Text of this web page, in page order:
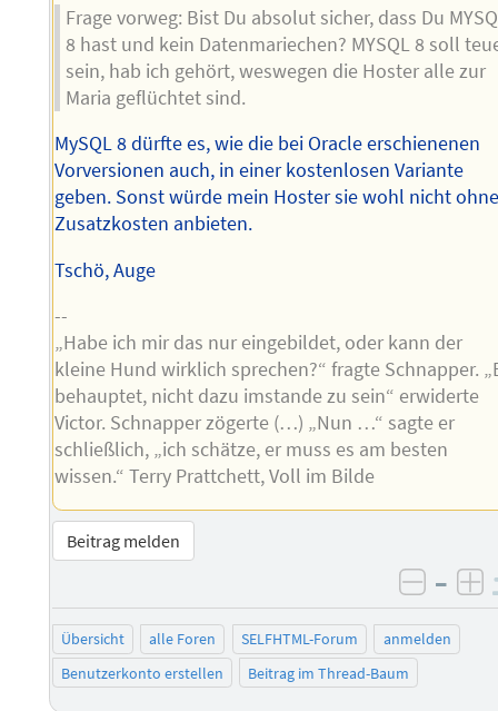
Frage vorweg: Bist Du absolut sicher, dass Du
8 hast und kein Datenmariechen? MYSQL 8 soll
sein, hab ich gehört, weswegen die Hoster alle zur
Maria geflüchtet sind.
MySQL 8 dürfte es, wie die bei Oracle erschienenen
Vorversionen auch, in einer kostenlosen Variante
geben. Sonst würde mein Hoster sie wohl nicht
Zusatzkosten anbieten.
Tschö, Auge
--
„Habe ich mir das nur eingebildet, oder kann der
kleine Hund wirklich sprechen?“ fragte Schnapper.
behauptet, nicht dazu imstande zu sein“ erwiderte
Victor. Schnapper zögerte (…) „Nun …“ sagte er
schließlich, „ich schätze, er muss es am besten
wissen.“ Terry Prattchett, Voll im Bilde
Beitrag melden
–
Übersicht alle Foren SELFHTML-Forum
anmelden
Benutzerkonto erstellen
Beitrag im Thread-Baum